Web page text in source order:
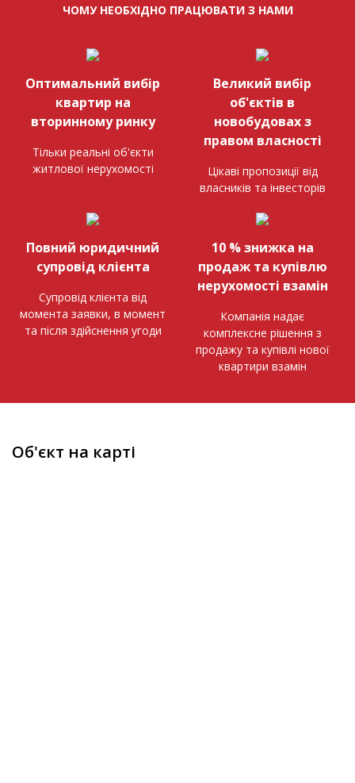
ЧОМУ НЕОБХІДНО ПРАЦЮВАТИ З НАМИ
Оптимальний вибір
квартир на
вторинному ринку
Тільки реальні об'єкти
житлової нерухомості
Великий вибір
об'єктів в
новобудовах з
правом власності
Цікаві пропозиції від
власників та інвесторів
Повний юридичний
супровід клієнта
Супровід клієнта від
момента заявки, в момент
та після здійснення угоди
10 % знижка на
продаж та купівлю
нерухомості взамін
Компанія надає
комплексне рішення з
продажу та купівлі нової
квартири взамін
Об'єкт на карті